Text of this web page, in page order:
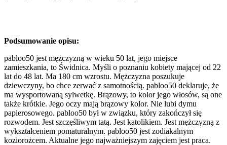
Podsumowanie opisu:
pabloo50 jest mężczyzną w wieku 50 lat, jego miejsce
zamieszkania, to Świdnica. Myśli o poznaniu kobiety mającej od 22
lat do 48 lat. Ma 180 cm wzrostu. Mężczyzna poszukuje
dziewczyny, bo chce zerwać z samotnością. pabloo50 deklaruje, że
ma wysportowaną sylwetkę. Brązowy, to kolor jego włosów, są one
także krótkie. Jego oczy mają brązowy kolor. Nie lubi dymu
papierosowego. pabloo50 był w związku, który zakończył się
rozwodem. Jest szczęśliwym tatą. Jest katolikiem. Jest mężczyzną z
wykształceniem pomaturalnym. pabloo50 jest zodiakalnym
koziorożcem. Aktualne jego najważniejszym zajęciem jest praca.